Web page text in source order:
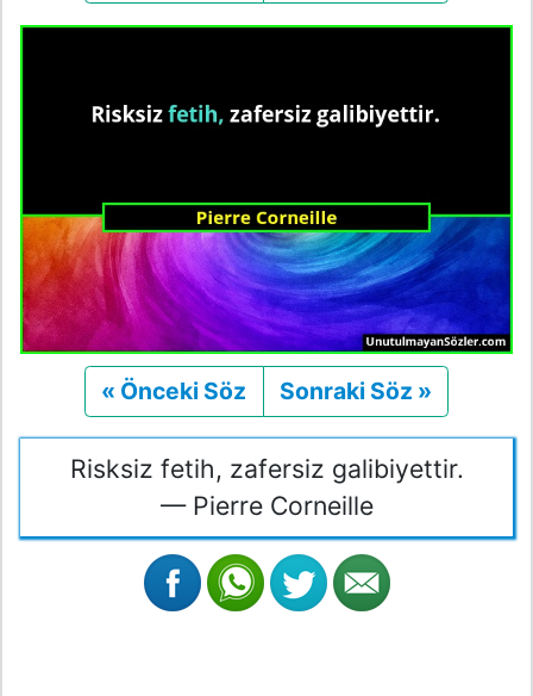
« Önceki Söz Önceki
Sonraki Söz »
Risksiz fetih, zafersiz galibiyettir.
— Pierre Corneille